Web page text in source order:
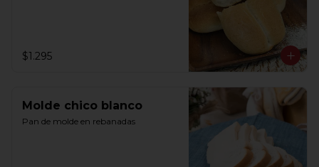
$1.295
Molde chico blanco
Pan de molde en rebanadas